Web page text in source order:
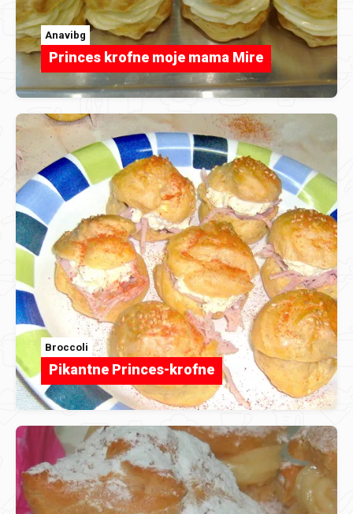
Anavibg
Princes krofne moje mama Mire
Broccoli
Pikantne Princes-krofne